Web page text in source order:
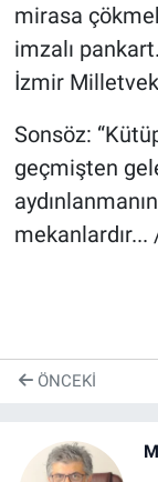
mirasa
imzalı
İzmir
Sonsöz:
geçmişten
mekanlardır...
ÖNCEKI